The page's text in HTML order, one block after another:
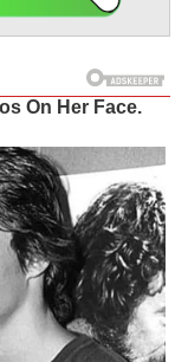
On Her Face.